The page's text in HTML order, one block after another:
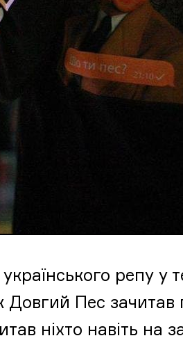
репу у
Довгий Пес зачитав
ніхто навіть на